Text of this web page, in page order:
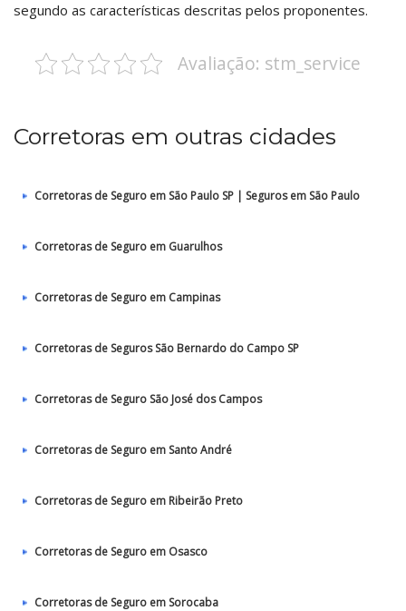
segundo as características descritas pelos proponentes.
Avaliação: stm_service
Corretoras em outras cidades
Corretoras de Seguro em São Paulo SP | Seguros em São Paulo
Corretoras de Seguro em Guarulhos
Corretoras de Seguro em Campinas
Corretoras de Seguros São Bernardo do Campo SP
Corretoras de Seguro São José dos Campos
Corretoras de Seguro em Santo André
Corretoras de Seguro em Ribeirão Preto
Corretoras de Seguro em Osasco
Corretoras de Seguro em Sorocaba